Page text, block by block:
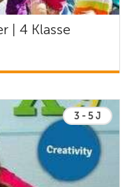
| 4 Klasse
3 - 5 J